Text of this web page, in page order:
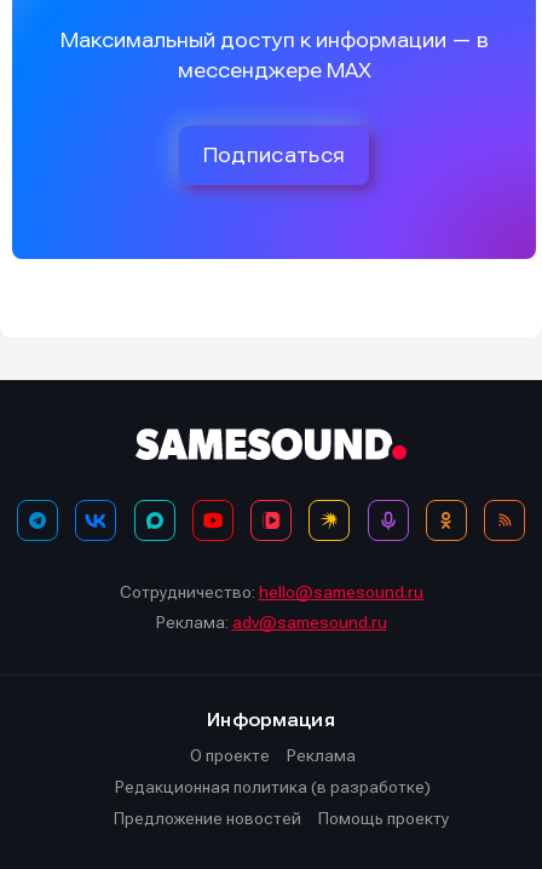
Максимальный доступ к информации — в
мессенджере MAX
Подписаться
Сотрудничество: hello@samesound.ru
Реклама: adv@samesound.ru
Информация
О проекте
Реклама
Редакционная политика (в разработке)
Предложение новостей
Помощь проекту